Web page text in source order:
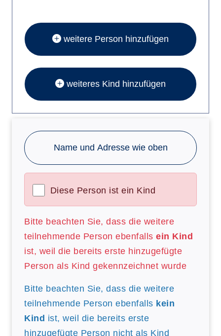
weitere Person hinzufügen
weiteres Kind hinzufügen
Name und Adresse wie oben
Diese Person ist ein Kind
Bitte beachten Sie, dass die weitere
teilnehmende Person ebenfalls ein Kind
ist, weil die bereits erste hinzugefügte
Person als Kind gekennzeichnet wurde
Bitte beachten Sie, dass die weitere
teilnehmende Person ebenfalls kein
Kind ist, weil die bereits erste
hinzugefügte Person nicht als Kind